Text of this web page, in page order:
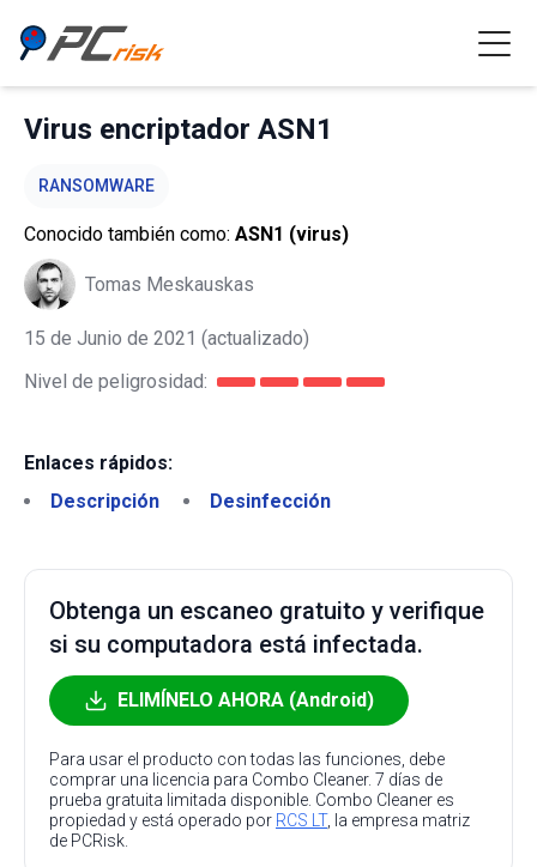
Virus encriptador ASN1
RANSOMWARE
Conocido también como: ASN1 (virus)
Tomas Meskauskas
15 de Junio de 2021 (actualizado)
Nivel de peligrosidad:
Enlaces rápidos:
Descripción
Desinfección
Obtenga un escaneo gratuito y verifique
si su computadora está infectada.
ELIMÍNELO AHORA (Android)
Para usar el producto con todas las funciones, debe
comprar una licencia para Combo Cleaner. 7 días de
prueba gratuita limitada disponible. Combo Cleaner es
propiedad y está operado por RCS LT, la empresa matriz
de PCRisk.